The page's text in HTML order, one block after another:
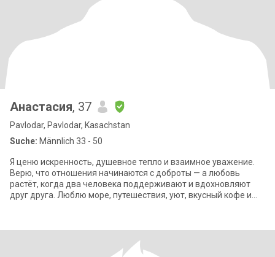
Анастасия, 37
Pavlodar, Pavlodar, Kasachstan
Suche: Männlich 33 - 50
Я ценю искренность, душевное тепло и взаимное уважение.
Верю, что отношения начинаются с доброты — а любовь
растёт, когда два человека поддерживают и вдохновляют
друг друга. Люблю море, путешествия, уют, вкусный кофе и